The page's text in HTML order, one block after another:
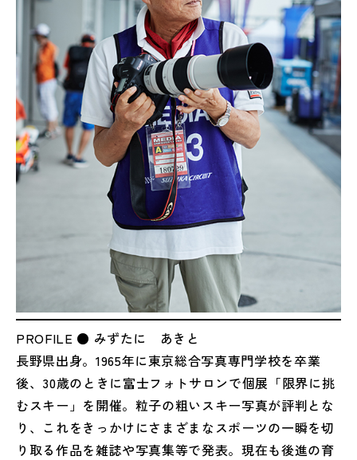
PROFILE ● みずたに あきと
長野県出身。1965年に東京総合写真専門学校を卒業
後、30歳のときに富士フォトサロンで個展「限界に挑
むスキー」を開催。粒子の粗いスキー写真が評判とな
り、これをきっかけにさまざまなスポーツの一瞬を切
り取る作品を雑誌や写真集等で発表。現在も後進の育